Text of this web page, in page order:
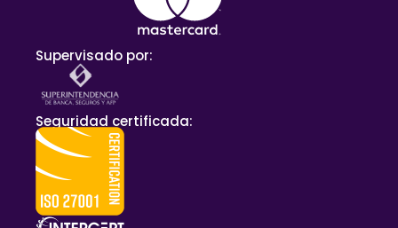
Supervisado por:
Seguridad certificada: